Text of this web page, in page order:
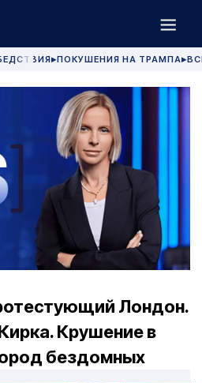
▶ПОКУШЕНИЯ НА ТРАМПА▶
Лондон.
Крушение в
бездомных